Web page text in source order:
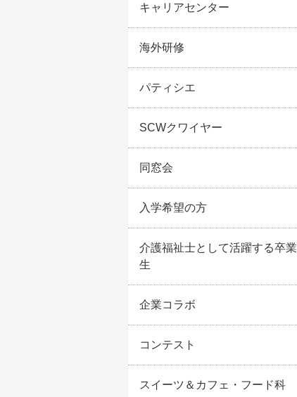
キャリアセンター
海外研修
パティシエ
SCWクワイヤー
同窓会
入学希望の方
介護福祉士として活躍する卒業
生
企業コラボ
コンテスト
スイーツ＆カフェ・フード科